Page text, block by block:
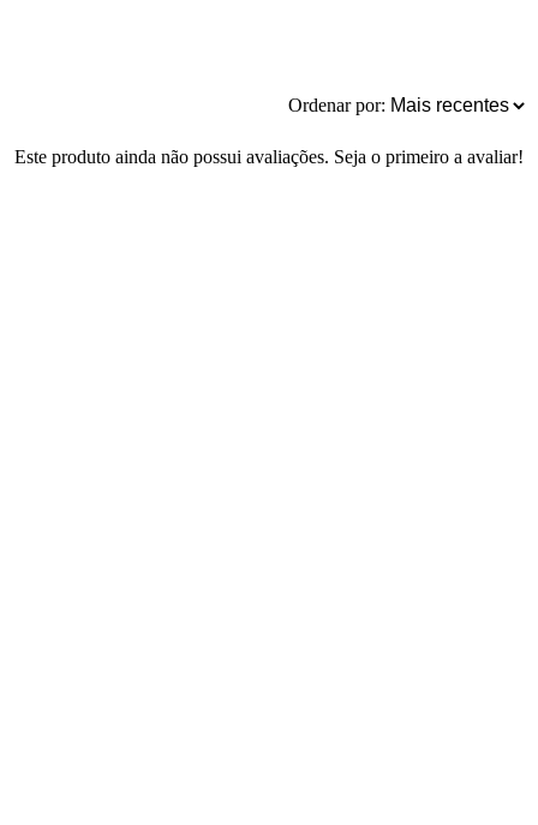
Ordenar por:
Este produto ainda não possui avaliações. Seja o primeiro a avaliar!